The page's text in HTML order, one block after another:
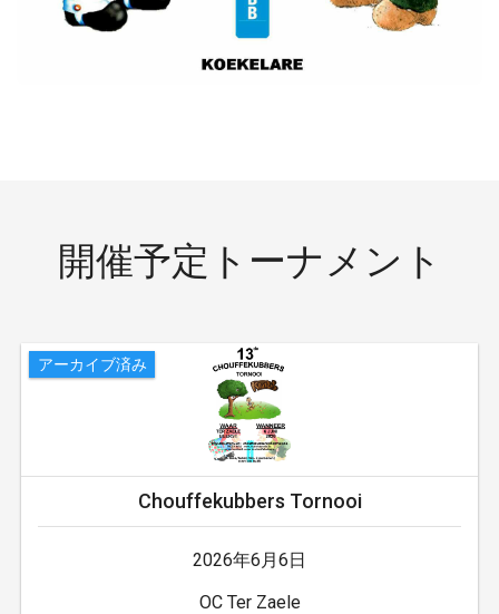
開催予定トーナメント
アーカイブ済み
Chouffekubbers Tornooi
2026年6月6日
OC Ter Zaele